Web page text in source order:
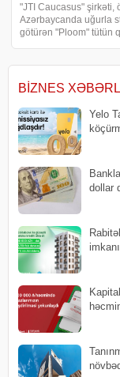
"JTI Caucasus" şirkəti,
Azərbaycanda uğurla
götürən "Ploom" tütün
edir
BIZNES
Yelo
dollar
imkanı